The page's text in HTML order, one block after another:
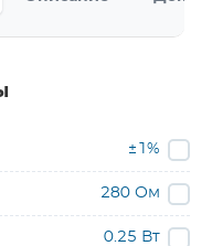
±1%
280 Ом
0.25 Вт